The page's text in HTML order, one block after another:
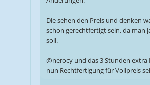
Die sehen den Preis und denken
schon gerechtfertigt sein, da man
soll.
@nerocy und das 3 Stunden extra
nun Rechtfertigung für Vollpreis